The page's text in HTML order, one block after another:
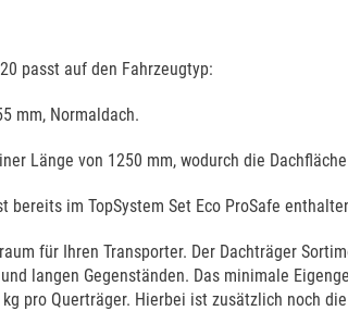
passt auf den Fahrzeugtyp:
mm, Normaldach.
Länge von 1250 mm, wodurch die
im TopSystem Set Eco ProSafe
für Ihren Transporter. Der Dachträger
langen Gegenständen. Das minimale
pro Querträger. Hierbei ist zusätzlich noch